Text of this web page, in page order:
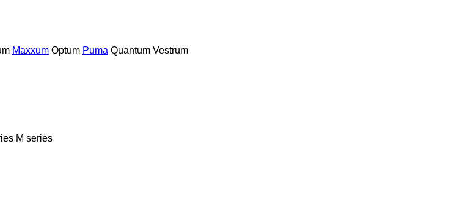
Maxxum Optum Puma Quantum Vestrum
M series